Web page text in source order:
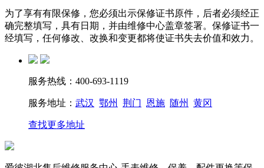
为了享有有限保修，您必须出示保修证书原件，后者必须经正
确完整填写，具有日期，并由维修中心盖章签署。保修证书一
经填写，任何修改、改换和变更都将使证书失去价值和效力。
服务热线：400-693-1119
服务地址： 武汉 鄂州 荆门 恩施 随州 黄冈
查找更多地址